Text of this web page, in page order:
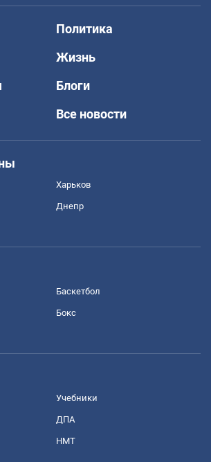
Политика
Жизнь
Блоги
Все новости
Харьков
Днепр
Баскетбол
Бокс
Учебники
ДПА
НМТ